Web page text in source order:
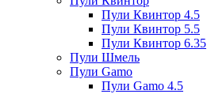
Пули Квинтор 4.5
Пули Квинтор 5.5
Пули Квинтор 6.35
Пули Шмель
Пули Gamo
Пули Gamo 4.5